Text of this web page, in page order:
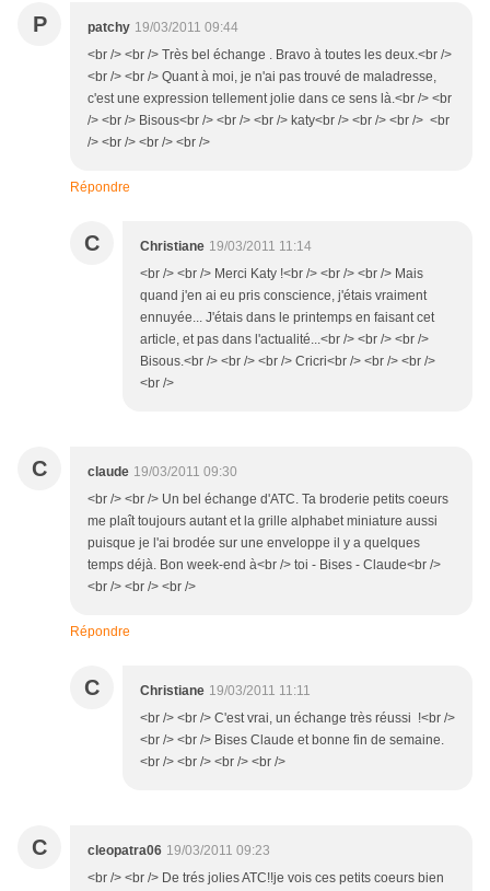
P patchy 19/03/2011 09:44
<br /> <br /> Très bel échange . Bravo à toutes les deux.<br />
<br /> <br /> Quant à moi, je n'ai pas trouvé de maladresse,
c'est une expression tellement jolie dans ce sens là.<br /> <br
/> <br /> Bisous<br /> <br /> <br /> katy<br /> <br /> <br /> <br
/> <br /> <br /> <br />
Répondre
C Christiane 19/03/2011 11:14
<br /> <br /> Merci Katy !<br /> <br /> <br /> Mais
quand j'en ai eu pris conscience, j'étais vraiment
ennuyée... J'étais dans le printemps en faisant cet
article, et pas dans l'actualité...<br /> <br /> <br />
Bisous.<br /> <br /> <br /> Cricri<br /> <br /> <br />
<br />
C claude 19/03/2011 09:30
<br /> <br /> Un bel échange d'ATC. Ta broderie petits coeurs
me plaît toujours autant et la grille alphabet miniature aussi
puisque je l'ai brodée sur une enveloppe il y a quelques
temps déjà. Bon week-end à<br /> toi - Bises - Claude<br />
<br /> <br /> <br />
Répondre
C Christiane 19/03/2011 11:11
<br /> <br /> C'est vrai, un échange très réussi !<br />
<br /> <br /> Bises Claude et bonne fin de semaine.
<br /> <br /> <br /> <br />
C cleopatra06 19/03/2011 09:23
<br /> <br /> De trés jolies ATC!!je vois ces petits coeurs bien